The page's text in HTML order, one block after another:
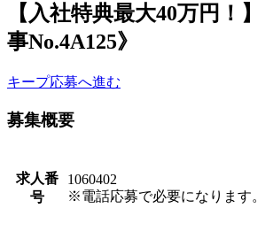
【入社特典最大40万円！
事No.4A125》
キープ応募へ進む
募集概要
求人番
号
1060402
※電話応募で必要になります。